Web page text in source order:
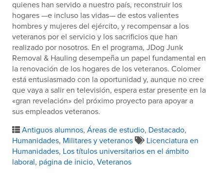
quienes han servido a nuestro país, reconstruir los
hogares —e incluso las vidas— de estos valientes
hombres y mujeres del ejército, y recompensar a los
veteranos por el servicio y los sacrificios que han
realizado por nosotros. En el programa, JDog Junk
Removal & Hauling desempeña un papel fundamental en
la renovación de los hogares de los veteranos. Colomer
está entusiasmado con la oportunidad y, aunque no cree
que vaya a salir en televisión, espera estar presente en la
«gran revelación» del próximo proyecto para apoyar a
sus empleados veteranos.
Antiguos alumnos, Áreas de estudio, Destacado,
Humanidades, Militares y veteranos
Licenciatura en
Humanidades, Los títulos universitarios en el ámbito
laboral, página de inicio, Veteranos